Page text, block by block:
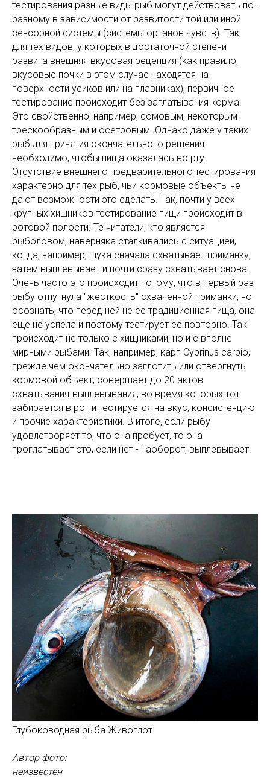
тестирования разные виды рыб могут действовать по-
разному в зависимости от развитости той или иной
сенсорной системы (системы органов чувств). Так,
для тех видов, у которых в достаточной степени
развита внешняя вкусовая рецепция (как правило,
вкусовые почки в этом случае находятся на
поверхности усиков или на плавниках), первичное
тестирование происходит без заглатывания корма.
Это свойственно, например, сомовым, некоторым
трескообразным и осетровым. Однако даже у таких
рыб для принятия окончательного решения
необходимо, чтобы пища оказалась во рту.
Отсутствие внешнего предварительного тестирования
характерно для тех рыб, чьи кормовые объекты не
дают возможности это сделать. Так, почти у всех
крупных хищников тестирование пищи происходит в
ротовой полости. Те читатели, кто является
рыболовом, наверняка сталкивались с ситуацией,
когда, например, щука сначала схватывает приманку,
затем выплевывает и почти сразу схватывает снова.
Очень часто это происходит потому, что в первый раз
рыбу отпугнула "жесткость" схваченной приманки, но
осознать, что перед ней не ее традиционная пища, она
еще не успела и поэтому тестирует ее повторно. Так
происходит не только с хищниками, но и с вполне
мирными рыбами. Так, например, карп Cyprinus carpio,
прежде чем окончательно заглотить или отвергнуть
кормовой объект, совершает до 20 актов
схватывания-выплевывания, во время которых тот
забирается в рот и тестируется на вкус, консистенцию
и прочие характеристики. В итоге, если рыбу
удовлетворяет то, что она пробует, то она
проглатывает это, если нет - наоборот, выплевывает.
Глубоководная рыба Живоглот
Автор фото:
неизвестен